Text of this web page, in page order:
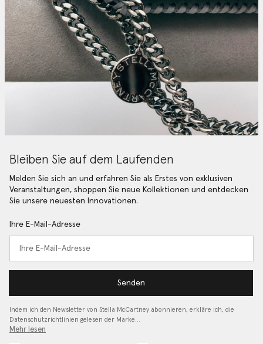
Bleiben Sie auf dem Laufenden
Melden Sie sich an und erfahren Sie als Erstes von exklusiven
Veranstaltungen, shoppen Sie neue Kollektionen und entdecken
Sie unsere neuesten Innovationen.
Ihre E-Mail-Adresse
Senden
Indem ich den Newsletter von Stella McCartney abonnieren, erkläre ich, die
Datenschutzrichtlinien gelesen der Marke…
Mehr lesen